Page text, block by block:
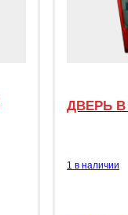
ДВЕРЬ В
1 в наличии